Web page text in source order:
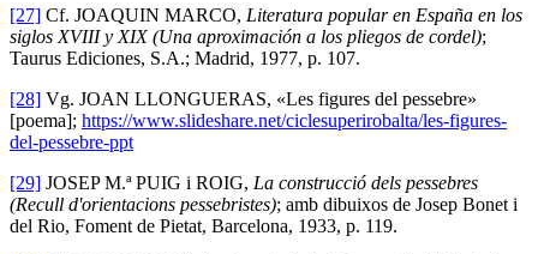
[27] Cf. JOAQUIN MARCO, Literatura popular en España en los
siglos XVIII y XIX (Una aproximación a los pliegos de cordel);
Taurus Ediciones, S.A.; Madrid, 1977, p. 107.
[28] Vg. JOAN LLONGUERAS, «Les figures del pessebre»
[poema]; https://www.slideshare.net/ciclesuperirobalta/les-figures-
del-pessebre-ppt
[29] JOSEP M.ª PUIG i ROIG, La construcció dels pessebres
(Recull d'orientacions pessebristes); amb dibuixos de Josep Bonet i
del Rio, Foment de Pietat, Barcelona, 1933, p. 119.